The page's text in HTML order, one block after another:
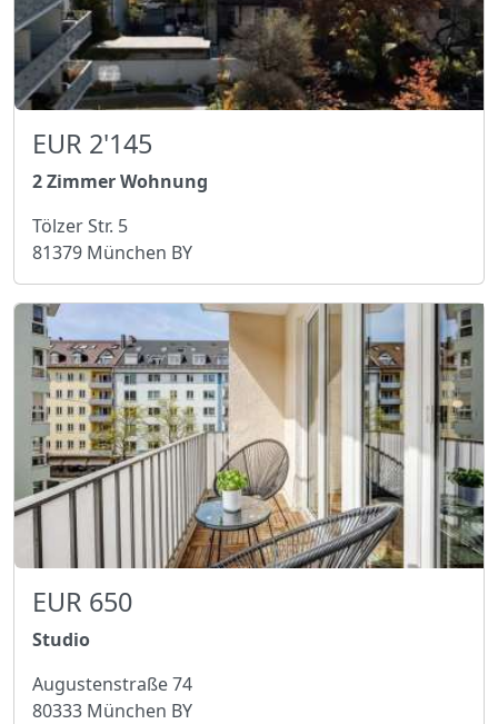
EUR 2'145
2 Zimmer Wohnung
Tölzer Str. 5
81379 München BY
EUR 650
Studio
Augustenstraße 74
80333 München BY